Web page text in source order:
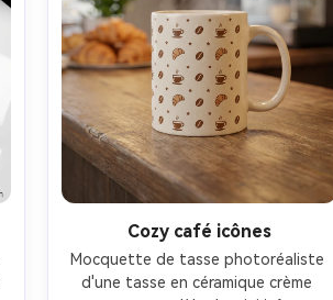
Cozy café icônes
Mocquette de tasse photoréaliste
d'une tasse en céramique crème